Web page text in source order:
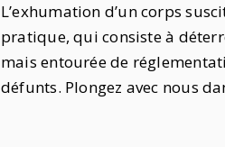
L’exhumation d’un corps
pratique, qui consiste à
mais entourée de
défunts. Plongez avec nous